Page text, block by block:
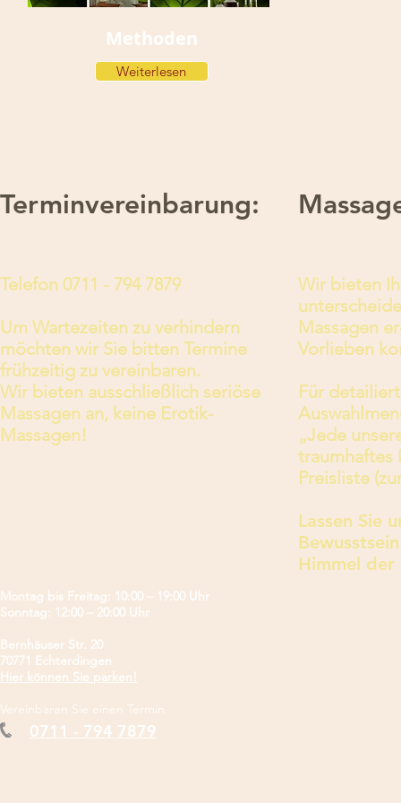
Methoden
Weiterlesen
Terminvereinbarung:
Telefon 0711 - 794 7879
Um Wartezeiten zu verhindern
möchten wir Sie bitten Termine
frühzeitig zu vereinbaren.
Wir bieten ausschließlich seriöse
Massagen an, keine Erotik-
Massagen!
Wir bieten
Massagen
Vorlieben
Für
„Jede
traumhaftes
Preisliste
Lassen Sie
Himmel der
Montag bis Freitag: 10:00 – 19:00 Uhr
Sonntag: 12:00 – 20:00 Uhr
Bernhäuser Str. 20
70771 Echterdingen
Hier können Sie parken!
Vereinbaren Sie einen Termin
0711 - 794 7879